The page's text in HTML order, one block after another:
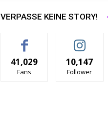
VERPASSE KEINE STORY!
41,029
Fans
10,147
Follower